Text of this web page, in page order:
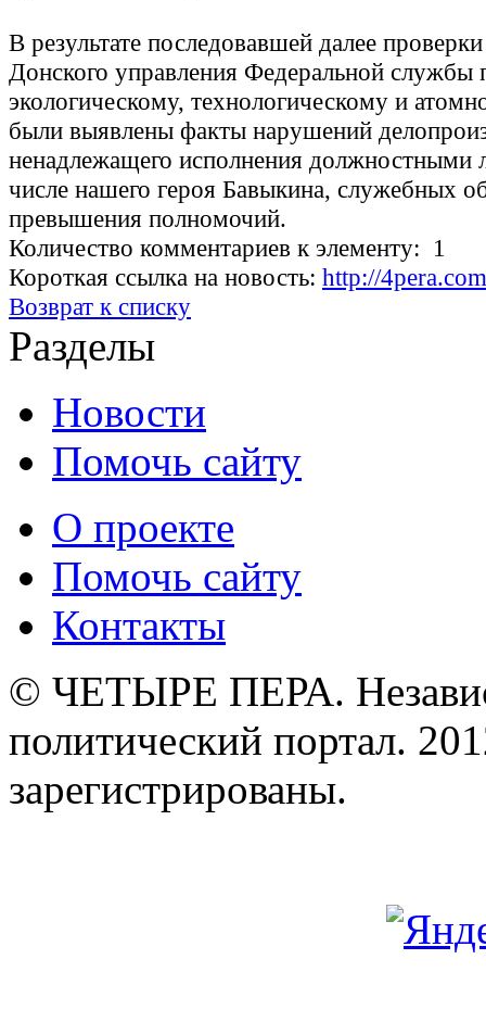
В результате последовавшей далее
Донского управления Федеральной службы
экологическому, технологическому и
были выявлены факты нарушений
ненадлежащего исполнения должностными
числе нашего героя Бавыкина, служебных
превышения полномочий.
Количество комментариев к элементу: 1
Короткая ссылка на новость: http://
Возврат к списку
Разделы
Новости
Помочь сайту
О проекте
Помочь сайту
Контакты
© ЧЕТЫРЕ ПЕРА.
политический портал.
зарегистрированы.